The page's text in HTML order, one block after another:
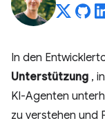
In den
Unterstützung ,
KI-Agenten
zu verstehen und